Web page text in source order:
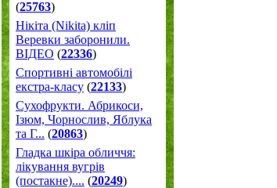
(25763)
Нікіта (Nikita) кліп
Веревки заборонили.
ВІДЕО (22336)
Спортивні автомобілі
екстра-класу (22133)
Cухофрукти. Абрикоси,
Ізюм, Чорнослив, Яблука
та Г... (20863)
Гладка шкіра обличчя:
лікування вугрів
(постакне).... (20249)